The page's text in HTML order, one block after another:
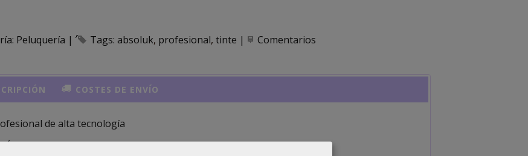
Peluquería | Tags: absoluk profesional tinte | Comentarios
COSTES DE ENVÍO
de alta tecnología